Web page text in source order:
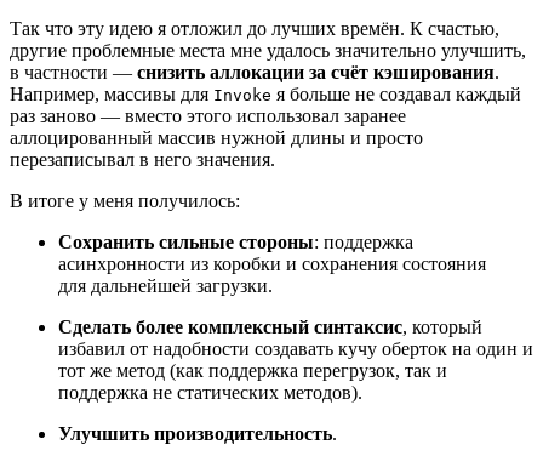
Так что эту идею я отложил до лучших времён. К счастью,
другие проблемные места мне удалось значительно улучшить,
в частности — снизить аллокации за счёт кэширования.
Например, массивы для Invoke я больше не создавал каждый
раз заново — вместо этого использовал заранее
аллоцированный массив нужной длины и просто
перезаписывал в него значения.
В итоге у меня получилось:
Сохранить сильные стороны: поддержка
асинхронности из коробки и сохранения состояния
для дальнейшей загрузки.
Сделать более комплексный синтаксис, который
избавил от надобности создавать кучу оберток на один и
тот же метод (как поддержка перегрузок, так и
поддержка не статических методов).
Улучшить производительность.